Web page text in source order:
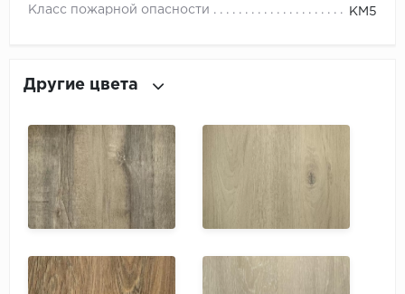
SPC Alta Step
SPC Ideal Flooring
SPC Promo
Класс пожарной опасности КМ5
Другие цвета